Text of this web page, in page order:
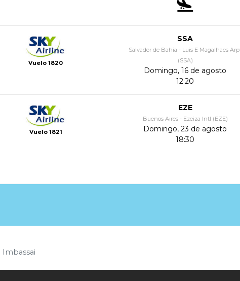
Vuelo 1820
SSA
Salvador de Bahia - Luis E Magalhaes
(SSA)
Domingo, 16 de agosto
12:20
Vuelo 1821
EZE
Buenos Aires - Ezeiza Intl (EZE)
Domingo, 23 de agosto
18:30
Imbassai